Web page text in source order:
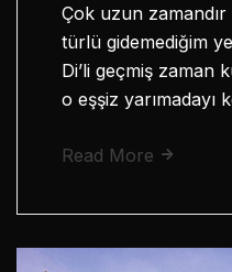
Çok uzun
türlü gidemediğim
Di’li geçmiş zaman
o eşşiz yarımadayı
Read More